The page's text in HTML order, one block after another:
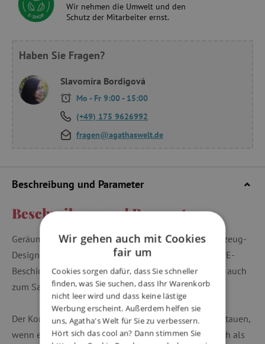
Wir nehmen die Umwelt und den
Schutz der Mitarbeiter ernst.
Haben Sie Fragen?
Slavomíra Bordigová
Mo - Fr 9:00 - 15:00
(+49) 175 9626992
fragen@agathaswelt.de
Beschreibung und Parameter
Beschreibung und Parameter
Geräumiger Baumwoll-Aufbewahrungskorb mit Fahrzeug-
Design zur Aufbewahrung von Spielzeug. Durch die PE-
Beschichtung auf der Innenseite eignet sich der Korb auch
zum Sammeln von Wäsche.
Der Korb lässt sich einfach zusammenfalten und verstauen,
wenn er gerade nicht in Gebrauch ist, macht aber auch als
Wir gehen auch mit Cookies
fair um
Cookies sorgen dafür, dass Sie schneller
finden, was Sie suchen, dass Ihr Warenkorb
nicht leer wird und dass keine lästige
Werbung erscheint. Außerdem helfen sie
uns, Agatha's Welt für Sie zu verbessern.
Hört sich das cool an? Dann stimmen Sie